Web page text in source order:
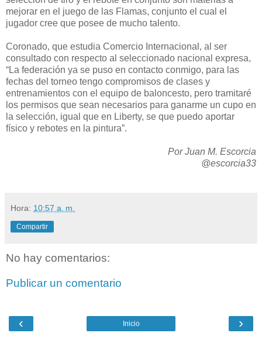
mejorar en el juego de las Flamas, conjunto el cual el
jugador cree que posee de mucho talento.
Coronado, que estudia Comercio Internacional, al ser
consultado con respecto al seleccionado nacional expresa,
“La federación ya se puso en contacto conmigo, para las
fechas del torneo tengo compromisos de clases y
entrenamientos con el equipo de baloncesto, pero tramitaré
los permisos que sean necesarios para ganarme un cupo en
la selección, igual que en Liberty, se que puedo aportar
físico y rebotes en la pintura”.
Por Juan M. Escorcia
@escorcia33
Hora: 10:57 a. m.
Compartir
No hay comentarios:
Publicar un comentario
‹ ›
Inicio